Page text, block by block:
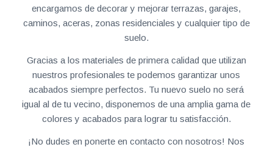
encargamos de decorar y mejorar terrazas, garajes,
caminos, aceras, zonas residenciales y cualquier tipo de
suelo.
Gracias a los materiales de primera calidad que utilizan
nuestros profesionales te podemos garantizar unos
acabados siempre perfectos. Tu nuevo suelo no será
igual al de tu vecino, disponemos de una amplia gama de
colores y acabados para lograr tu satisfacción.
¡No dudes en ponerte en contacto con nosotros! Nos